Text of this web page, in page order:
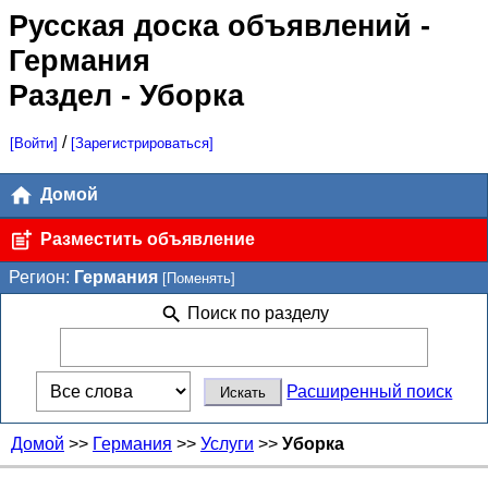
Русская доска объявлений -
Германия
Раздел - Уборка
[Войти] / [Зарегистрироваться]
Домой
Разместить объявление
Регион: Германия [Поменять]
Поиск по разделу
Расширенный поиск
Домой >> Германия >> Услуги >> Уборка